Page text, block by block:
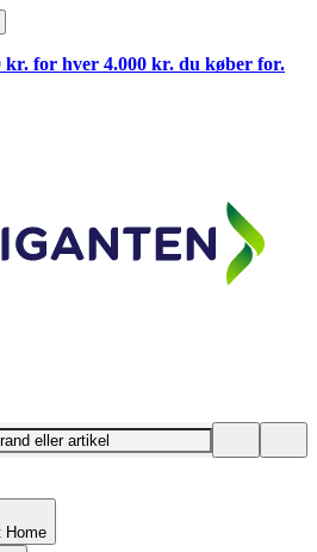
for hver 4.000 kr. du køber for.
Home